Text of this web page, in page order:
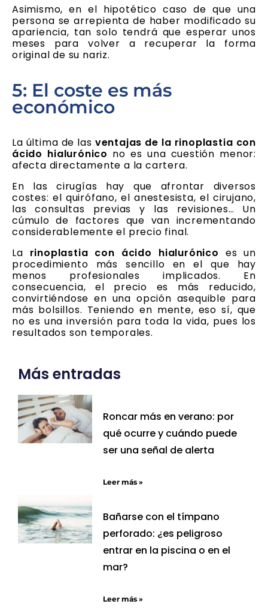
Asimismo, en el hipotético caso de que una
persona se arrepienta de haber modificado su
apariencia, tan solo tendrá que esperar unos
meses para volver a recuperar la forma
original de su nariz.
5: El coste es más
económico
La última de las ventajas de la rinoplastia con
ácido hialurónico no es una cuestión menor:
afecta directamente a la cartera.
En las cirugías hay que afrontar diversos
costes: el quirófano, el anestesista, el cirujano,
las consultas previas y las revisiones… Un
cúmulo de factores que van incrementando
considerablemente el precio final.
La rinoplastia con ácido hialurónico es un
procedimiento más sencillo en el que hay
menos profesionales implicados. En
consecuencia, el precio es más reducido,
convirtiéndose en una opción asequible para
más bolsillos. Teniendo en mente, eso sí, que
no es una inversión para toda la vida, pues los
resultados son temporales.
Más entradas
Roncar más en verano: por
qué ocurre y cuándo puede
ser una señal de alerta
Leer más »
Bañarse con el tímpano
perforado: ¿es peligroso
entrar en la piscina o en el
mar?
Leer más »